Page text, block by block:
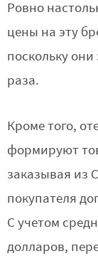
Ровно
цены на эту
поскольку
раза.
Кроме того,
формируют
заказывая из
покупателя
С учетом
долларов,